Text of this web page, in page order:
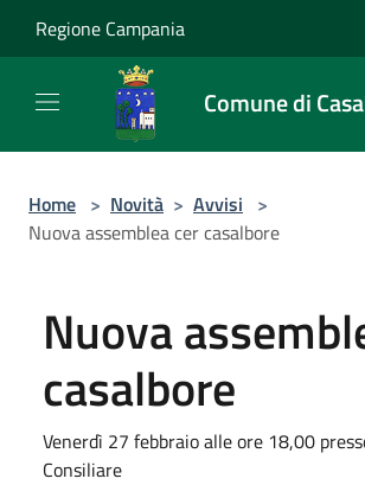
Regione Campania
Comune di
Home > Novità > Avvisi >
Nuova assemblea cer casalbore
Nuova
casalbore
Venerdì 27 febbraio alle ore 18,00
Consiliare